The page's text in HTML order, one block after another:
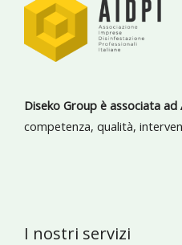
Diseko Group è associata ad
competenza, qualità,
I nostri servizi